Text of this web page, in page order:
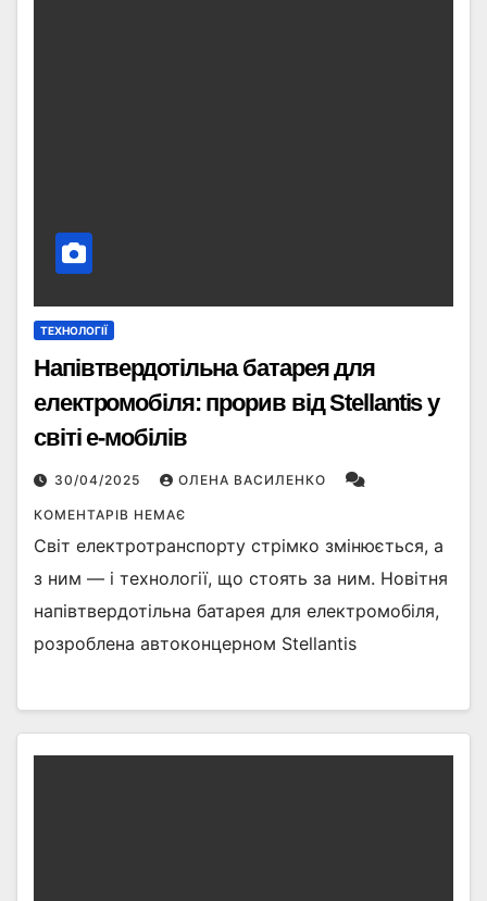
ТЕХНОЛОГІЇ
Напівтвердотільна батарея для
електромобіля: прорив від Stellantis у
світі е-мобілів
30/04/2025 ОЛЕНА ВАСИЛЕНКО
КОМЕНТАРІВ НЕМАЄ
Світ електротранспорту стрімко змінюється, а
з ним — і технології, що стоять за ним. Новітня
напівтвердотільна батарея для електромобіля,
розроблена автоконцерном Stellantis